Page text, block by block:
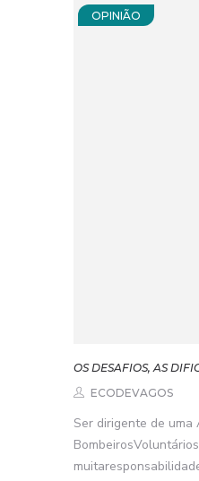
OPINIÃO
OS DESAFIOS, AS
ECODEVAGOS
Ser dirigente de uma